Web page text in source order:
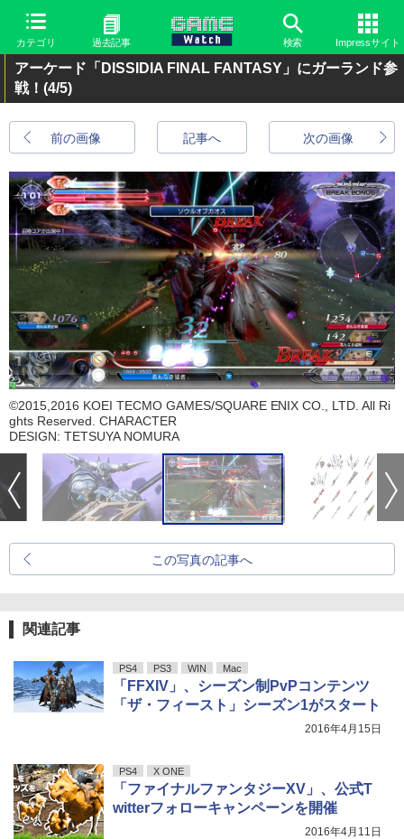
カテゴリ 過去記事 検索 Impressサイト
アーケード「DISSIDIA FINAL FANTASY」にガーランド参
戦！ (4/5)
前の画像 次の画像
記事へ
©2015,2016 KOEI TECMO GAMES/SQUARE ENIX CO., LTD. All Ri
ghts Reserved. CHARACTER
DESIGN: TETSUYA NOMURA
この写真の記事へ
関連記事
PS4 PS3 WIN Mac
「FFXIV」、シーズン制PvPコンテンツ
「ザ・フィースト」シーズン1がスタート
2016年4月15日
PS4 X ONE
「ファイナルファンタジーXV」、公式T
witterフォローキャンペーンを開催
2016年4月11日